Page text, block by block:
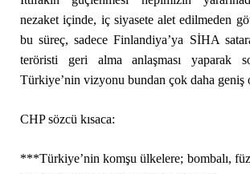
nezaket içinde, iç siyasete alet edilmeden
bu süreç, sadece Finlandiya’ya SİHA
teröristi geri alma anlaşması yaparak
Türkiye’nin vizyonu bundan çok daha geniş
CHP sözcü kısaca:
***Türkiye’nin komşu ülkelere; bombalı,